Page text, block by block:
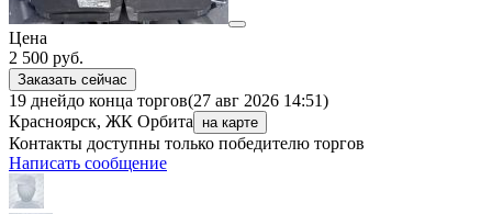
Цена
2 500 руб.
Заказать сейчас
19 днейдо конца торгов(27 авг 2026 14:51)
Красноярск, ЖК Орбита
на карте
Контакты доступны только победителю торгов
Написать сообщение